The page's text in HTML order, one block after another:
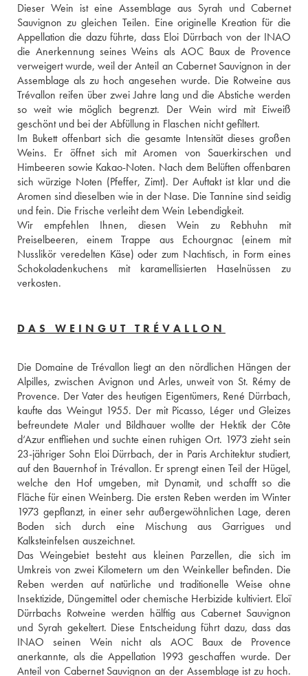
Dieser Wein ist eine Assemblage aus Syrah und Cabernet
Sauvignon zu gleichen Teilen. Eine originelle Kreation für die
Appellation die dazu führte, dass Eloi Dürrbach von der INAO
die Anerkennung seines Weins als AOC Baux de Provence
verweigert wurde, weil der Anteil an Cabernet Sauvignon in der
Assemblage als zu hoch angesehen wurde. Die Rotweine aus
Trévallon reifen über zwei Jahre lang und die Abstiche werden
so weit wie möglich begrenzt. Der Wein wird mit Eiweiß
geschönt und bei der Abfüllung in Flaschen nicht gefiltert.
Im Bukett offenbart sich die gesamte Intensität dieses großen
Weins. Er öffnet sich mit Aromen von Sauerkirschen und
Himbeeren sowie Kakao-Noten. Nach dem Belüften offenbaren
sich würzige Noten (Pfeffer, Zimt). Der Auftakt ist klar und die
Aromen sind dieselben wie in der Nase. Die Tannine sind seidig
und fein. Die Frische verleiht dem Wein Lebendigkeit.
Wir empfehlen Ihnen, diesen Wein zu Rebhuhn mit
Preiselbeeren, einem Trappe aus Echourgnac (einem mit
Nusslikör veredelten Käse) oder zum Nachtisch, in Form eines
Schokoladenkuchens mit karamellisierten Haselnüssen zu
verkosten.
DAS WEINGUT TRÉVALLON
Die Domaine de Trévallon liegt an den nördlichen Hängen der
Alpilles, zwischen Avignon und Arles, unweit von St. Rémy de
Provence. Der Vater des heutigen Eigentümers, René Dürrbach,
kaufte das Weingut 1955. Der mit Picasso, Léger und Gleizes
befreundete Maler und Bildhauer wollte der Hektik der Côte
d‘Azur entfliehen und suchte einen ruhigen Ort. 1973 zieht sein
23-jähriger Sohn Eloi Dürrbach, der in Paris Architektur studiert,
auf den Bauernhof in Trévallon. Er sprengt einen Teil der Hügel,
welche den Hof umgeben, mit Dynamit, und schafft so die
Fläche für einen Weinberg. Die ersten Reben werden im Winter
1973 gepflanzt, in einer sehr außergewöhnlichen Lage, deren
Boden sich durch eine Mischung aus Garrigues und
Kalksteinfelsen auszeichnet.
Das Weingebiet besteht aus kleinen Parzellen, die sich im
Umkreis von zwei Kilometern um den Weinkeller befinden. Die
Reben werden auf natürliche und traditionelle Weise ohne
Insektizide, Düngemittel oder chemische Herbizide kultiviert. Eloï
Dürrbachs Rotweine werden hälftig aus Cabernet Sauvignon
und Syrah gekeltert. Diese Entscheidung führt dazu, dass das
INAO seinen Wein nicht als AOC Baux de Provence
anerkannte, als die Appellation 1993 geschaffen wurde. Der
Anteil von Cabernet Sauvignon an der Assemblage ist zu hoch.